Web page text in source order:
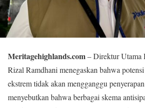
Meritagehighlands.com– Direktur Utama
Rizal Ramdhani menegaskan bahwa
ekstrem tidak akan mengganggu
menyebutkan bahwa berbagai skema